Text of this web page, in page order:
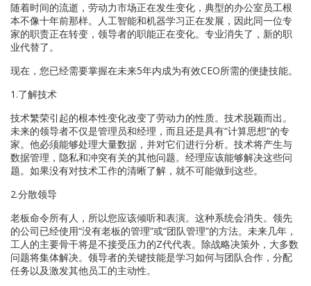
随着时间的流逝，劳动力市场正在发生变化，典型的办公室员工根
本不像十年前那样。人工智能和机器学习正在发展，因此同一位专
家的职责正在转变，领导者的职能正在变化。专业消失了，新的职
业代替了。
现在，您已经需要掌握在未来5年内成为有效CEO所需的便捷技能。
1.了解技术
技术繁荣引起的根本性变化改变了劳动力的性质。技术脱颖而出。
未来的领导者不仅是管理员和经理，而且还是具有“计算思想”的专
家。他必须能够处理大量数据，并对它们进行分析。技术将产生与
数据管理，隐私和冲突有关的其他问题。经理应该能够解决这些问
题。如果没有对技术工作的清晰了解，就不可能做到这些。
2.分散领导
老板命令所有人，所以您应该倾听和表演。这种系统会消失。领先
的公司已经使用“没有老板的管理”或“团队管理”的方法。未来几年，
工人的主要骨干将是不接受压力的Z代代表。除战略决策外，大多数
问题将集体解决。领导者的关键技能是学习如何与团队合作，分配
任务以及激发其他员工的主动性。